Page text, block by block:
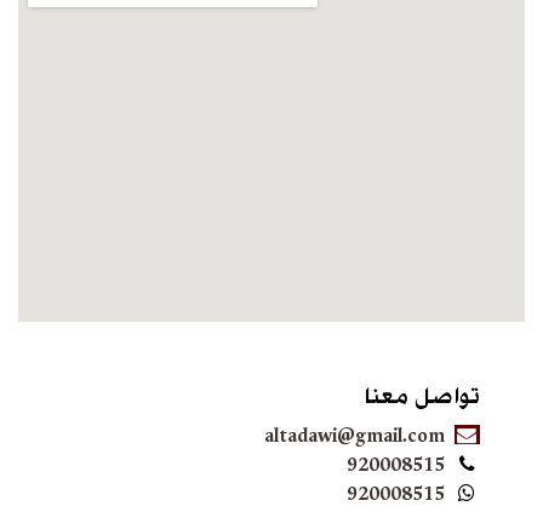
تواصل معنا
altadawi@gmail.com
920008515
920008515